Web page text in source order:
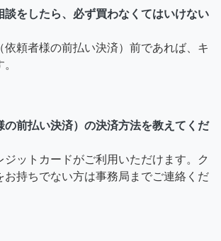
談をしたら、必ず買わなくてはいけない
依頼者様の前払い決済）前であれば、キ
の前払い決済）の決済方法を教えてくだ
ジットカードがご利用いただけます。ク
お持ちでない方は事務局までご連絡くだ